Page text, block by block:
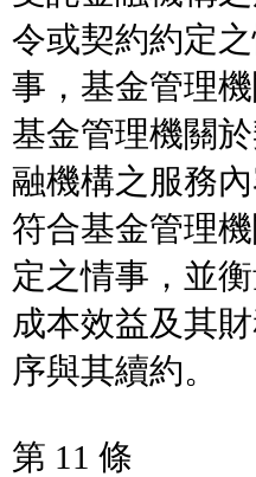
令或契約約定
事，基金管理
基金管理機關
融機構之服務
符合基金管理
定之情事，並
成本效益及其
序與其續約。
第 11 條